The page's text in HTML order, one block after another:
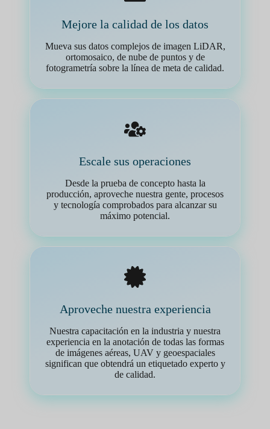
Mejore la calidad de los datos
Mueva sus datos complejos de imagen LiDAR,
ortomosaico, de nube de puntos y de
fotogrametría sobre la línea de meta de calidad.
Escale sus operaciones
Desde la prueba de concepto hasta la
producción, aproveche nuestra gente, procesos
y tecnología comprobados para alcanzar su
máximo potencial.
Aproveche nuestra experiencia
Nuestra capacitación en la industria y nuestra
experiencia en la anotación de todas las formas
de imágenes aéreas, UAV y geoespaciales
significan que obtendrá un etiquetado experto y
de calidad.